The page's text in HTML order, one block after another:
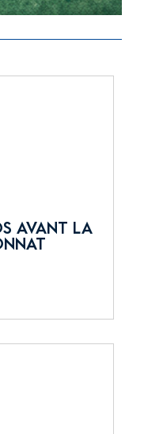
AVANT LA